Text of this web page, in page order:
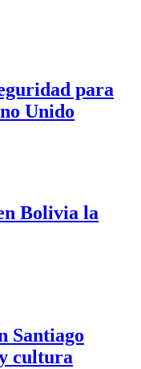
para
Unido
Bolivia la
Santiago
cultura